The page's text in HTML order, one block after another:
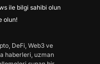
ile bilgi sahibi olun
olun!
DeFi, Web3 ve
haberleri, uzman